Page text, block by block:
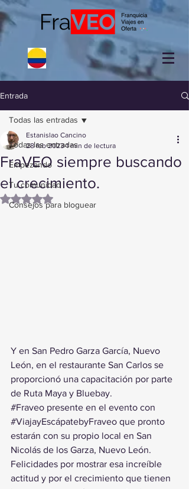
Entrada
Todas las entradas
Empezando
Tu comunidad
Consejos para bloguear
Todas las entradas
FraVEO siempre buscando
el crecimiento.
Estanislao Cancino
28 feb 2023 1 min de lectura
Obtuvo NaN de 5 estrellas.
Y en San Pedro Garza García, Nuevo
León, en el restaurante San Carlos se
proporcionó una capacitación por parte
de Ruta Maya y Bluebay.
#Fraveo presente en el evento con
#ViajayEscápatebyFraveo que pronto
estarán con su propio local en San
Nicolás de los Garza, Nuevo León.
Felicidades por mostrar esa increíble
actitud y por el crecimiento que tienen